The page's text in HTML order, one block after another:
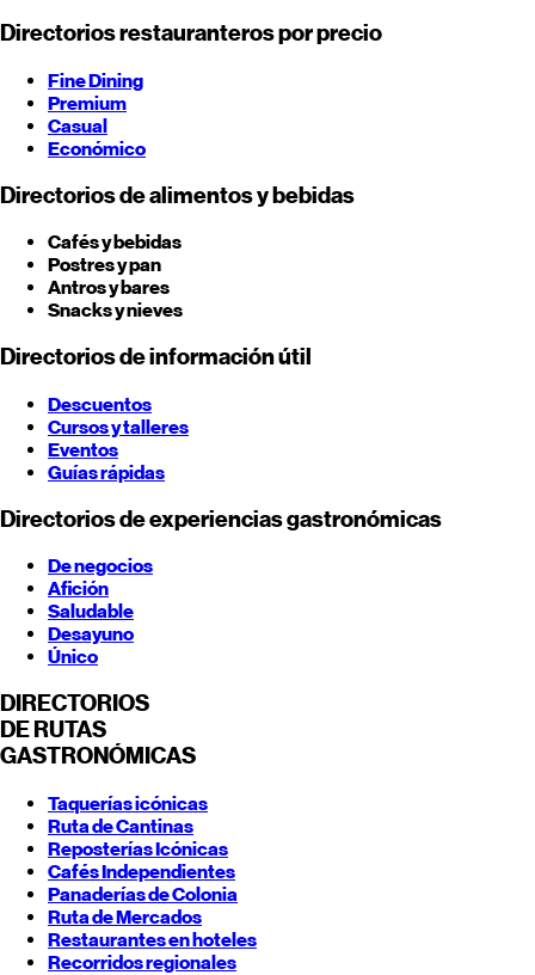
Directorios restauranteros por precio
Fine Dining
Premium
Casual
Económico
Directorios de alimentos y bebidas
Cafés y bebidas
Postres y pan
Antros y bares
Snacks y nieves
Directorios de información útil
Descuentos
Cursos y talleres
Eventos
Guías rápidas
Directorios de experiencias gastronómicas
De negocios
Afición
Saludable
Desayuno
Único
DIRECTORIOS
DE RUTAS
GASTRONÓMICAS
Taquerías icónicas
Ruta de Cantinas
Reposterías Icónicas
Cafés Independientes
Panaderías de Colonia
Ruta de Mercados
Restaurantes en hoteles
Recorridos regionales